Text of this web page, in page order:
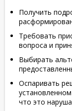
Получить
Требовать
вопроса и
Выбирать
Оспаривать
что это